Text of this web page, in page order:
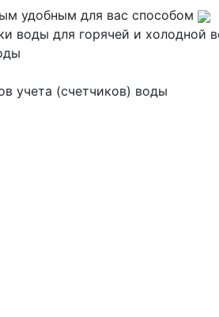
удобным для вас способом
воды для горячей и холодной
учета (счетчиков) воды